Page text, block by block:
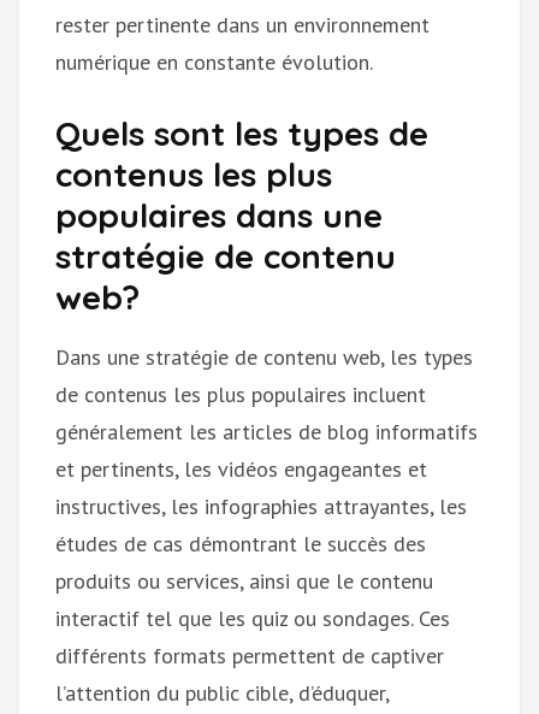
rester pertinente dans un environnement
numérique en constante évolution.
Quels sont les types de
contenus les plus
populaires dans une
stratégie de contenu
web?
Dans une stratégie de contenu web, les types
de contenus les plus populaires incluent
généralement les articles de blog informatifs
et pertinents, les vidéos engageantes et
instructives, les infographies attrayantes, les
études de cas démontrant le succès des
produits ou services, ainsi que le contenu
interactif tel que les quiz ou sondages. Ces
différents formats permettent de captiver
l’attention du public cible, d’éduquer,